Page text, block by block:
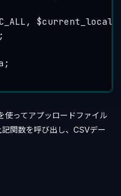
, $current_locale
;
使ってアプッロードファイル
関数を呼び出し、CSVデー